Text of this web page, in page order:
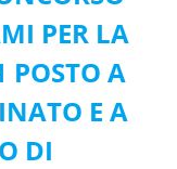
PER LA
POSTO A
E A
DI